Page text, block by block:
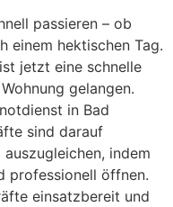
passieren – ob
einem hektischen Tag.
jetzt eine schnelle
gelangen.
in Bad
sind darauf
indem
professionell öffnen.
einsatzbereit und